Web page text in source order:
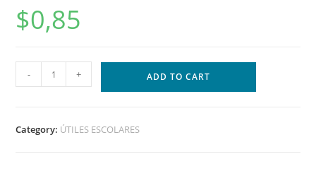
$0,85
- + ADD TO CART
Category: ÚTILES ESCOLARES